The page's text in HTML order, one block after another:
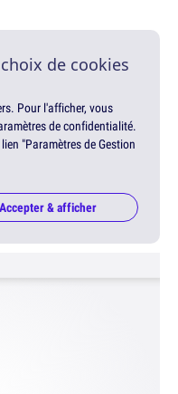
de cookies
Pour l'afficher, vous
de confidentialité.
"Paramètres de Gestion
Accepter & afficher